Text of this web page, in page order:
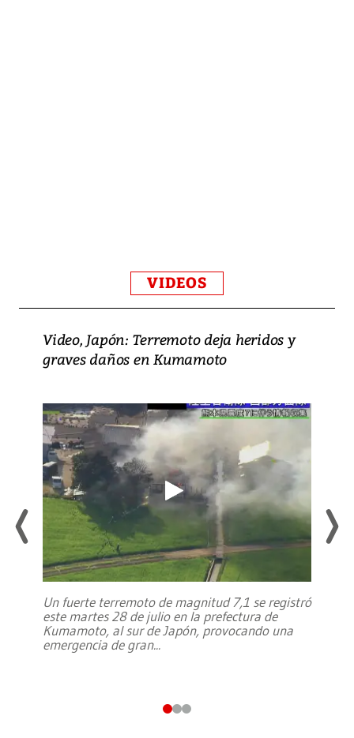
VIDEOS
Video, Japón: Terremoto deja heridos y
graves daños en Kumamoto
Un fuerte terremoto de magnitud 7,1 se registró
este martes 28 de julio en la prefectura de
Kumamoto, al sur de Japón, provocando una
emergencia de gran...